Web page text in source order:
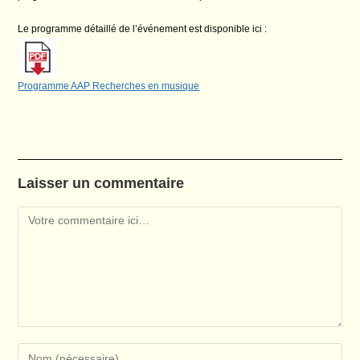
Le programme détaillé de l’événement est disponible ici :
Programme AAP Recherches en musique
Laisser un commentaire
Comment
Enter